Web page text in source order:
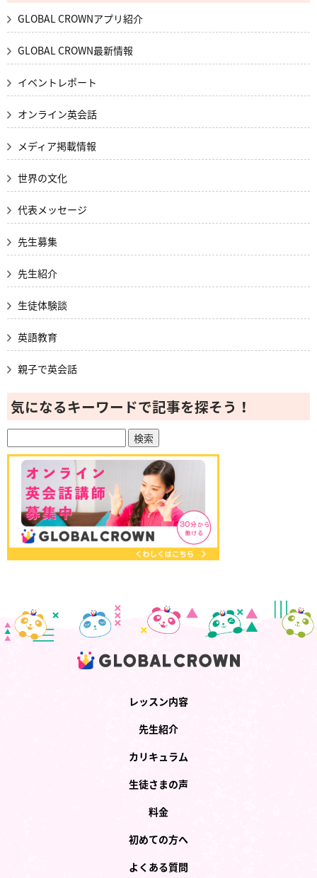
GLOBAL CROWNアプリ紹介
GLOBAL CROWN最新情報
イベントレポート
オンライン英会話
メディア掲載情報
世界の文化
代表メッセージ
先生募集
先生紹介
生徒体験談
英語教育
親子で英会話
気になるキーワードで記事を探そう！
レッスン内容
先生紹介
カリキュラム
生徒さまの声
料金
初めての方へ
よくある質問